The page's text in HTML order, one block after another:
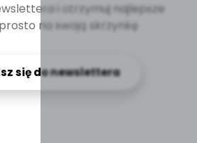
i otrzymuj najlepsze
na swoją skrzynkę
się do newslettera